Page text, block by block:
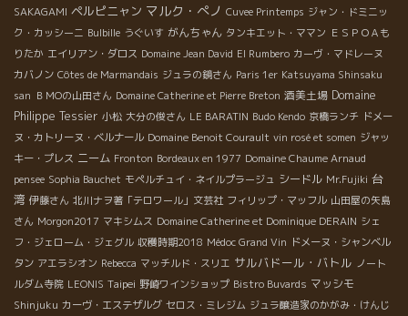
SAKAGAMI ペルピニャン マルク・ぺノ Cuvee Printemps ジャン・ドミニッ
ク・カッシーニ Bulbille うぐいす がんちゃん タンキエット・ママン ＥＳＰＯＡも
りたか エイリアン・ダロス Domaine Jean David El Rumbero カーヴ・マドレーヌ
カバノン Côtes de Marmandais ジュラの鏡さん Paris 1er Katsuyama Shinsaku
san ＢＭОの山田さん Domaine Catherine et Pierre Breton 酒美土場 Domaine
Philippe Tessier 小松 大分の俊さん LE BARATIN Budo Kendo 京橋ランチ ドメー
ヌ・カトリーヌ・ベルナール Domaine Benoit Courault vin rosé et somen ジャッ
キー・プレス ニーム Fronton Bordeaux en 1977 Domaine Chaume Arnaud
pensee Sophia Bauchet モペルチュイ・ネイルプラージュ シードル Mr.Fujiki 台
湾 伊藤さん 北川ナヲ著「テロワール」文芸社 フィリップ・マッフル 山田屋の矢島
さん Morgon2017 マキシムス Domaine Catherine et Dominique DERAIN シェ
フ・ジェローム・ジェグル 収穫時期2018 Médoc Grand Vin ドメーヌ・シャンベル
タン アエラシオン Rebecca マッチルド・スリエ サルバドール・バトル ノート
ルダム寺院 LEONIS Taipei 野崎ワインショップ Bistro Buvards マッシモ
Shinjuku カーヴ・エステザルグ セロス・ミレジム ジュラ醸造家のかがみ・けんじ